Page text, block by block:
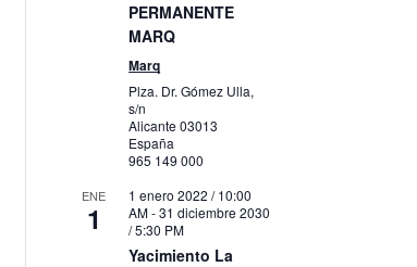
PERMANENTE
MARQ
Marq
Plza. Dr. Gómez Ulla,
s/n
Alicante03013
España
965 149 000
ENE
1
1 enero 2022 / 10:00
AM-31 diciembre 2030
/ 5:30 PM
Yacimiento La